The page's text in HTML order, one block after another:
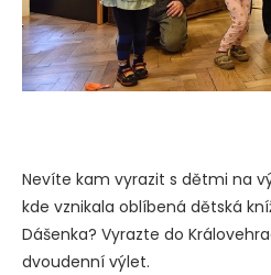
Nevíte kam vyrazit s dětmi na
kde vznikala oblíbená dětská
Dášenka? Vyrazte do
dvoudenní výlet.